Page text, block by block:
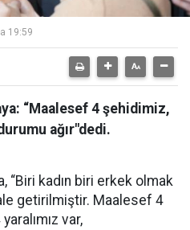
19:59
“Maalesef 4 şehidimiz,
ağır"dedi.
“Biri kadın biri erkek olmak
getirilmiştir. Maalesef 4
var,